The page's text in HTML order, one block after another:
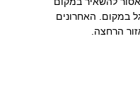
במקום. האחרונים
הרחצה.